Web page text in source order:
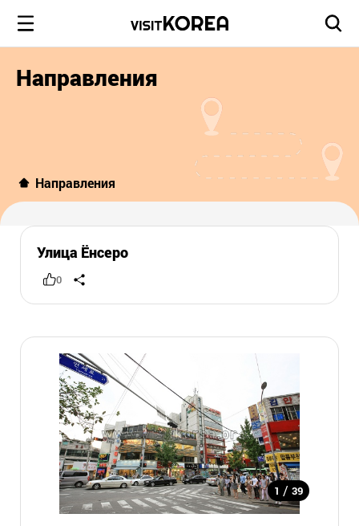
Направления
Направления
Улица Ёнсеро
0
1 / 39